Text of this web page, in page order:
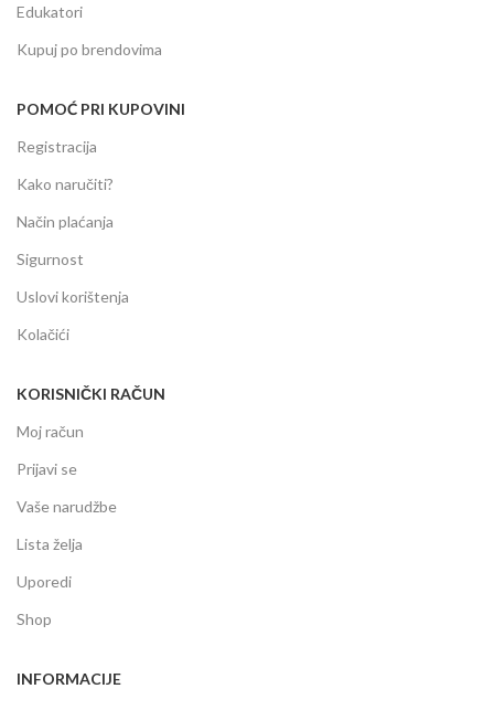
Edukatori
Kupuj po brendovima
POMOĆ PRI KUPOVINI
Registracija
Kako naručiti?
Način plaćanja
Sigurnost
Uslovi korištenja
Kolačići
KORISNIČKI RAČUN
Moj račun
Prijavi se
Vaše narudžbe
Lista želja
Uporedi
Shop
INFORMACIJE